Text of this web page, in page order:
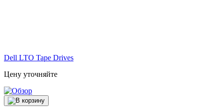
Dell LTO Tape Drives
Цену уточняйте